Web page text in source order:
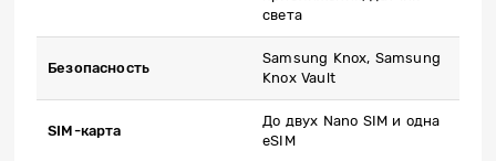
света
Безопасность
Samsung Knox, Samsung
Knox Vault
SIM-карта
До двух Nano SIM и одна
eSIM